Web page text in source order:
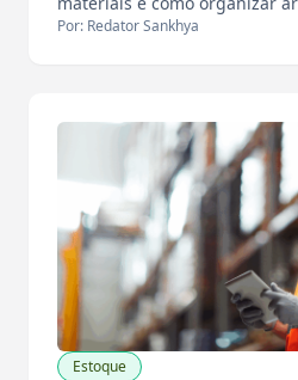
Por: Redator Sankhya
Estoque